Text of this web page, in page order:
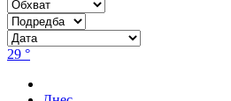
29 °